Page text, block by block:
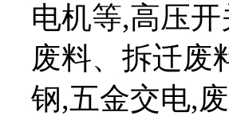
电机等,高压
废料、拆迁废
钢,五金交电,